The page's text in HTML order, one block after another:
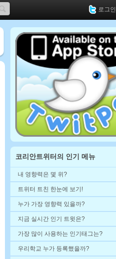
로그인
코리안트위터의 인기 메뉴
내 영향력은 몇 위?
트위터 트친 한눈에 보기!
누가 가장 영향력 있을까?
지금 실시간 인기 트윗은?
가장 많이 사용하는 인기태그는?
우리학교 누가 등록했을까?